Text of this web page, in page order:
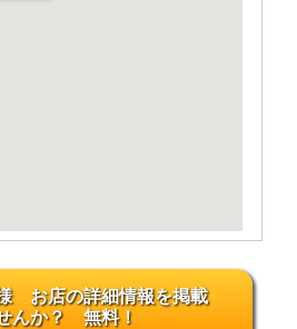
お店の詳細情報を掲載
んか？ 無料！